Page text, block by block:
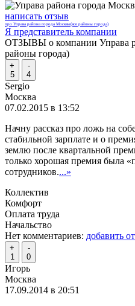
написать отзыв
про Управа района города Москвы(все районы города)
Я представитель компании
ОТЗЫВЫ о компании Управа
районы города)
+
5
-
4
Sergio
Москва
07.02.2015 в 13:52
Начну рассказ про ложь на
стабильной зарплате и о
землю после квартальной
только хорошая премия была
сотрудников....»
Коллектив
Комфорт
Оплата труда
Начальство
Нет комментариев: добавить
+
1
-
0
Игорь
Москва
17.09.2014 в 20:51